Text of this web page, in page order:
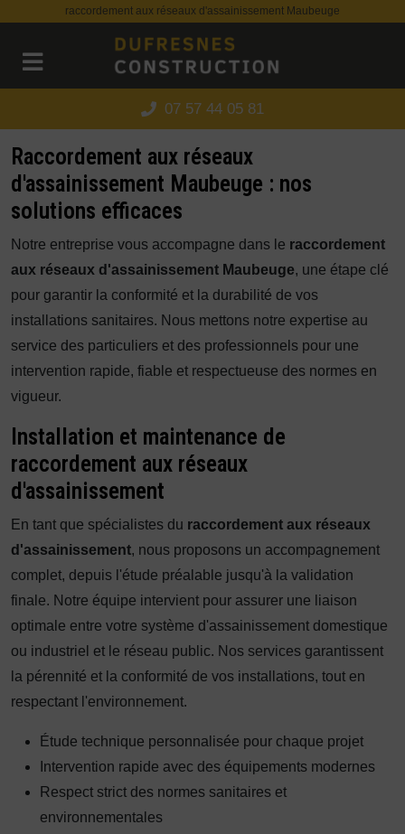
raccordement aux réseaux d'assainissement Maubeuge
07 57 44 05 81
Raccordement aux réseaux
d'assainissement Maubeuge : nos
solutions efficaces
Notre entreprise vous accompagne dans le raccordement
aux réseaux d'assainissement Maubeuge, une étape clé
pour garantir la conformité et la durabilité de vos
installations sanitaires. Nous mettons notre expertise au
service des particuliers et des professionnels pour une
intervention rapide, fiable et respectueuse des normes en
vigueur.
Installation et maintenance de
raccordement aux réseaux
d'assainissement
En tant que spécialistes du raccordement aux réseaux
d'assainissement, nous proposons un accompagnement
complet, depuis l'étude préalable jusqu'à la validation
finale. Notre équipe intervient pour assurer une liaison
optimale entre votre système d'assainissement domestique
ou industriel et le réseau public. Nos services garantissent
la pérennité et la conformité de vos installations, tout en
respectant l'environnement.
Étude technique personnalisée pour chaque projet
Intervention rapide avec des équipements modernes
Respect strict des normes sanitaires et
environnementales
Panneau de gestion des cookies